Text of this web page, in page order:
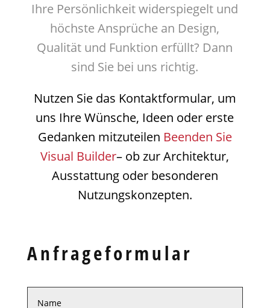
Ihre Persönlichkeit widerspiegelt und
höchste Ansprüche an Design,
Qualität und Funktion erfüllt? Dann
sind Sie bei uns richtig.
Nutzen Sie das Kontaktformular, um
uns Ihre Wünsche, Ideen oder erste
Gedanken mitzuteilen Beenden Sie
Visual Builder– ob zur Architektur,
Ausstattung oder besonderen
Nutzungskonzepten.
Anfrageformular